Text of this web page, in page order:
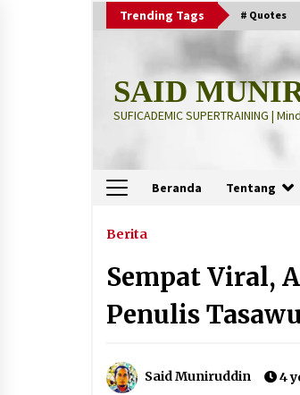
Trending Tags # Quotes
SAID
SUFICADEMIC SUPERTRAINING |
Beranda Tentang
Terbaru
Meregulasi
2 months
“Pohon
Hidup
Berita
Sempat Viral,
Penulis
Said Muniruddin 4